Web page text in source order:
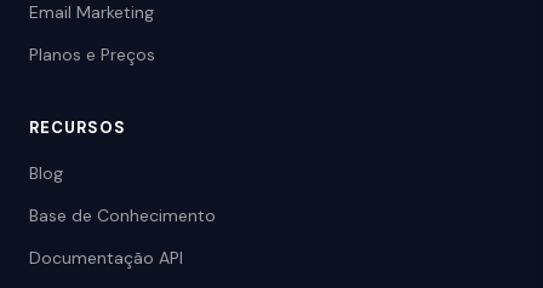
Email Marketing
Planos e Preços
RECURSOS
Blog
Base de Conhecimento
Documentação API